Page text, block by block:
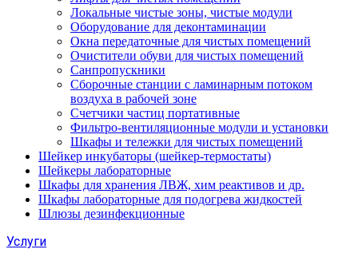
Локальные чистые зоны, чистые модули
Оборудование для деконтаминации
Окна передаточные для чистых помещений
Очистители обуви для чистых помещений
Санпропускники
Сборочные станции с ламинарным потоком
воздуха в рабочей зоне
Счетчики частиц портативные
Фильтро-вентиляционные модули и установки
Шкафы и тележки для чистых помещений
Шейкер инкубаторы (шейкер-термостаты)
Шейкеры лабораторные
Шкафы для хранения ЛВЖ, хим реактивов и др.
Шкафы лабораторные для подогрева жидкостей
Шлюзы дезинфекционные
Услуги